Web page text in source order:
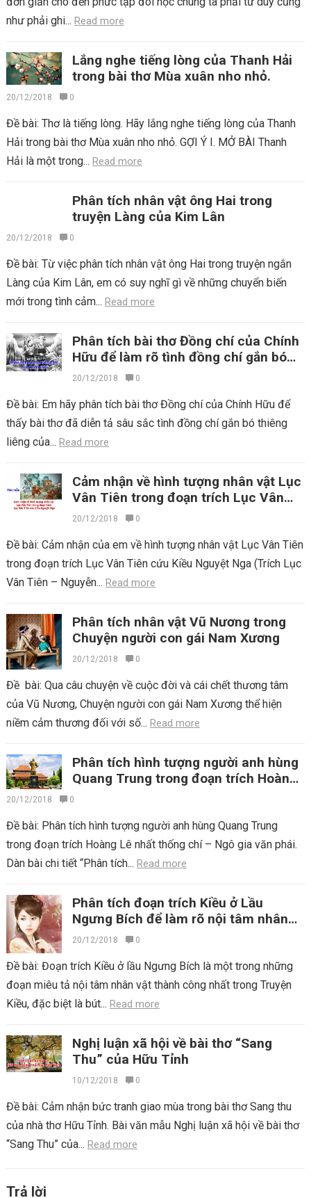
như phải ghi... Read more
Lắng nghe tiếng lòng của Thanh Hải
trong bài thơ Mùa xuân nho nhỏ.
20/12/2018 0
Đề bài: Thơ là tiếng lòng. Hãy lắng nghe tiếng lòng của Thanh
Hải trong bài thơ Mùa xuân nho nhỏ. GỢI Ý I. MỞ BÀI Thanh
Hải là một trong... Read more
Phân tích nhân vật ông Hai trong
truyện Làng của Kim Lân
20/12/2018 0
Đề bài: Từ việc phân tích nhân vật ông Hai trong truyện ngắn
Làng của Kim Lân, em có suy nghĩ gì về những chuyển biến
mới trong tình cảm... Read more
Phân tích bài thơ Đồng chí của Chính
Hữu để làm rõ tình đồng chí gắn bó
của anh bộ đội
20/12/2018 0
Đề bài: Em hãy phân tích bài thơ Đồng chí của Chính Hữu để
thấy bài thơ đã diễn tả sâu sắc tình đồng chí gắn bó thiêng
liêng của... Read more
Cảm nhận về hình tượng nhân vật Lục
Vân Tiên trong đoạn trích Lục Vân
Tiên cứu Kiều Nguyệt Nga
20/12/2018 0
Đề bài: Cảm nhận của em về hình tượng nhân vật Lục Vân Tiên
trong đoạn trích Lục Vân Tiên cứu Kiều Nguyệt Nga (Trích Lục
Vân Tiên – Nguyễn... Read more
Phân tích nhân vật Vũ Nương trong
Chuyện người con gái Nam Xương
20/12/2018 0
Đề bài: Qua câu chuyện về cuộc đời và cái chết thương tâm
của Vũ Nương, Chuyện người con gái Nam Xương thể hiện
niềm cảm thương đối với số... Read more
Phân tích hình tượng người anh hùng
Quang Trung trong đoạn trích Hoàng
Lê nhất thống chí
20/12/2018 0
Đề bài: Phân tích hình tượng người anh hùng Quang Trung
trong đoạn trích Hoàng Lê nhất thống chí – Ngô gia văn phái.
Dàn bài chi tiết “Phân tích... Read more
Phân tích đoạn trích Kiều ở Lầu
Ngưng Bích để làm rõ nội tâm nhân
vật và bút pháp tả cảnh ngụ tình
20/12/2018 0
Đề bài: Đoạn trích Kiều ở lầu Ngưng Bích là một trong những
đoạn miêu tả nội tâm nhân vật thành công nhất trong Truyện
Kiều, đặc biệt là bút... Read more
Nghị luận xã hội về bài thơ “Sang
Thu” của Hữu Tỉnh
10/12/2018 0
Đề bài: Cảm nhận bức tranh giao mùa trong bài thơ Sang thu
của nhà thơ Hữu Tỉnh. Bài văn mẫu Nghị luận xã hội về bài thơ
“Sang Thu” của... Read more
Trả lời